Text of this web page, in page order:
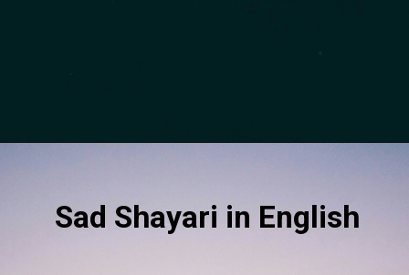
Sad Shayari in English